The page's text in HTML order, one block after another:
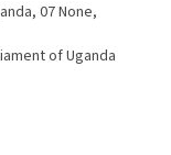
07 None,
of Uganda